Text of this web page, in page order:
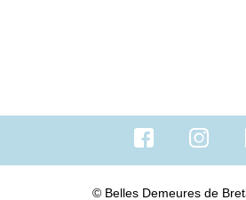
© Belles Demeures de